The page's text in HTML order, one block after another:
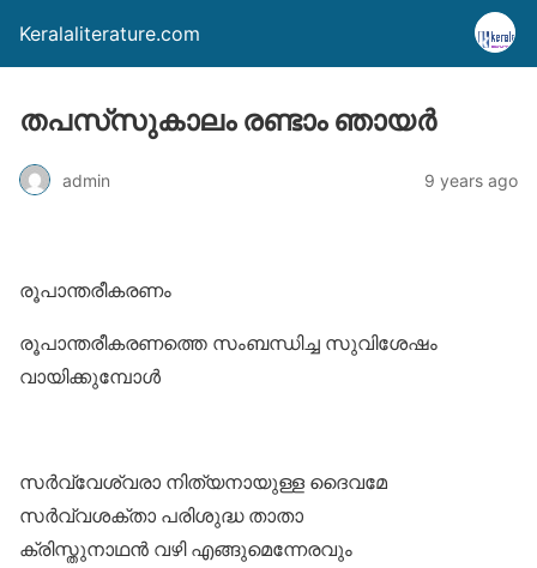
Keralaliterature.com
തപസ്‌സുകാലം രണ്ടാം ഞായര്‍
admin 9 years ago
രൂപാന്തരീകരണം
രൂപാന്തരീകരണത്തെ സംബന്ധിച്ച സുവിശേഷം
വായിക്കുമ്പോള്‍
സര്‍വ്വേശ്വരാ നിത്യനായുള്ള ദൈവമേ
സര്‍വ്വശക്താ പരിശുദ്ധ താതാ
ക്രിസ്തുനാഥന്‍ വഴി എങ്ങുമെന്നേരവും